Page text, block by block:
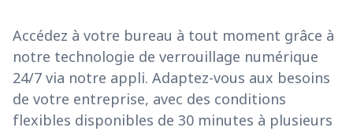
Accédez à votre bureau à tout moment grâce à
notre technologie de verrouillage numérique
24/7 via notre appli. Adaptez-vous aux besoins
de votre entreprise, avec des conditions
flexibles disponibles de 30 minutes à plusieurs